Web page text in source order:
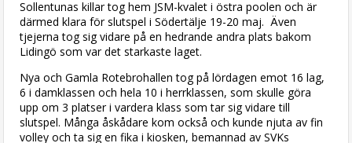
Sollentunas killar tog hem JSM-kvalet i östra poolen och är
därmed klara för slutspel i Södertälje 19-20 maj. Även
tjejerna tog sig vidare på en hedrande andra plats bakom
Lidingö som var det starkaste laget.
Nya och Gamla Rotebrohallen tog på lördagen emot 16 lag,
6 i damklassen och hela 10 i herrklassen, som skulle göra
upp om 3 platser i vardera klass som tar sig vidare till
slutspel. Många åskådare kom också och kunde njuta av fin
volley och ta sig en fika i kiosken, bemannad av SVKs